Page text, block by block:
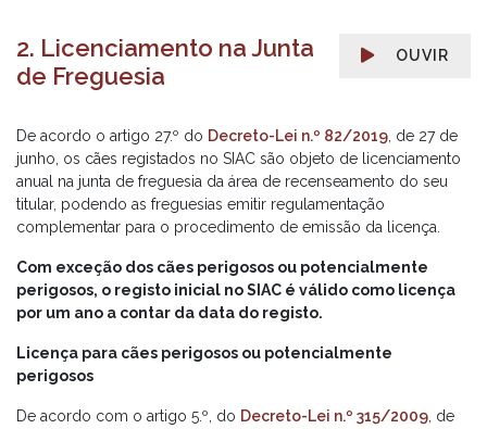
OUVIR
2. Licenciamento na Junta
de Freguesia
De acordo o artigo 27.º do Decreto-Lei n.º 82/2019 , de 27 de
junho, os cães registados no SIAC são objeto de licenciamento
anual na junta de freguesia da área de recenseamento do seu
titular, podendo as freguesias emitir regulamentação
complementar para o procedimento de emissão da licença.
Com exceção dos cães perigosos ou potencialmente
perigosos, o registo inicial no SIAC é válido como licença
por um ano a contar da data do registo.
Licença para cães perigosos ou potencialmente
perigosos
De acordo com o artigo 5.º, do Decreto-Lei n.º 315/2009 , de